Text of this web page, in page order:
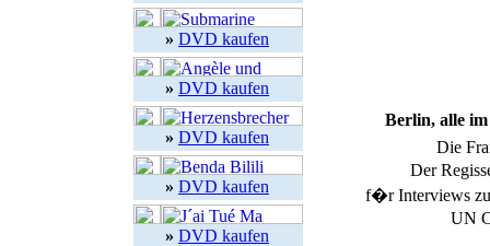
» DVD kaufen
» DVD kaufen
» DVD kaufen
» DVD kaufen
» DVD kaufen
Berlin, alle
Die
Der
f�r Interviews
UN